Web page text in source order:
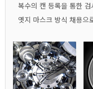
복수의 캔 등록을 통한
옛지 마스크 방식 채용으